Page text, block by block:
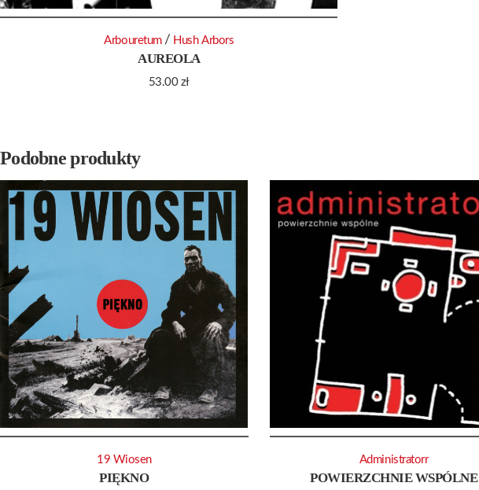
AUREOLA
53.00 zł
Arbouretum / Hush Arbors
Podobne produkty
PIĘKNO
19 Wiosen
POWIERZCHNIE WSPÓLNE
Administratorr